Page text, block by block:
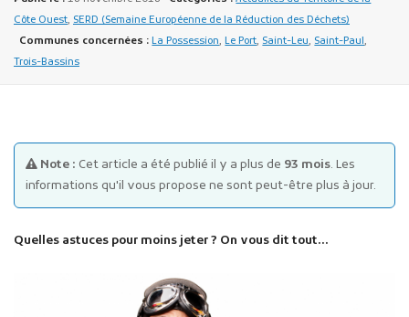
Publicité des actes
Marchés publics
Projets financés par l'Europe
Côte Ouest, SERD (Semaine Européenne de la Réduction des Déchets)
Communes concernées : La Possession,Le Port, Saint-Leu, Saint-Paul,
Trois-Bassins
Note : Cet article a été publié il y a plus de 93 mois. Les
informations qu'il vous propose ne sont peut-être plus à jour.
Quelles astuces pour moins jeter ? On vous dit tout…